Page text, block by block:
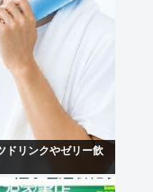
ドリンクやゼリー飲